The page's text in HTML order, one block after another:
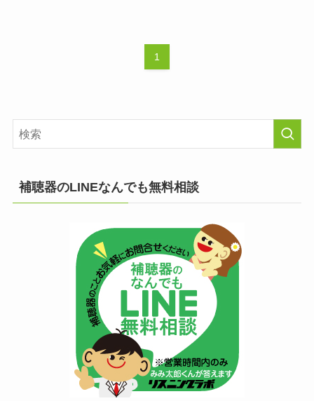
1
補聴器のLINEなんでも無料相談